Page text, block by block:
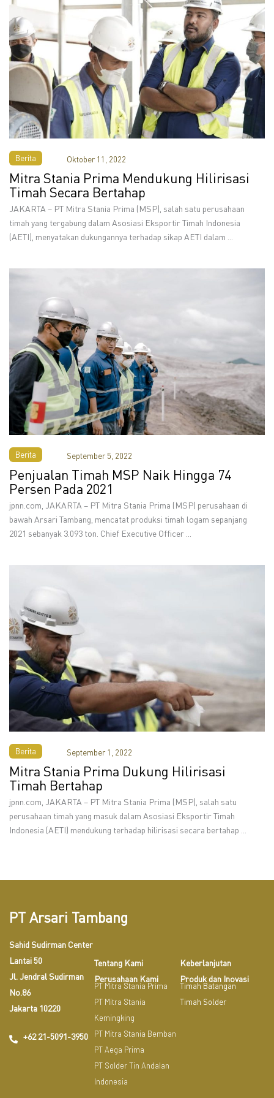
Berita
Mitra Stania Prima Mendukung Hilirisasi
Timah Secara Bertahap
Oktober 11, 2022
JAKARTA – PT Mitra Stania Prima (MSP), salah satu perusahaan
timah yang tergabung dalam Asosiasi Eksportir Timah Indonesia
(AETI), menyatakan dukungannya terhadap sikap AETI dalam ...
Berita
Penjualan Timah MSP Naik Hingga 74
Persen Pada 2021
September 5, 2022
jpnn.com, JAKARTA – PT Mitra Stania Prima (MSP) perusahaan di
bawah Arsari Tambang, mencatat produksi timah logam sepanjang
2021 sebanyak 3.093 ton. Chief Executive Officer ...
Berita
Mitra Stania Prima Dukung Hilirisasi
Timah Bertahap
September 1, 2022
jpnn.com, JAKARTA – PT Mitra Stania Prima (MSP), salah satu
perusahaan timah yang masuk dalam Asosiasi Eksportir Timah
Indonesia (AETI) mendukung terhadap hilirisasi secara bertahap ...
PT Arsari Tambang
Sahid Sudirman Center
Lantai 50
Jl. Jendral Sudirman
No.86
Jakarta 10220
+62 21-5091-3950
Tentang Kami
Perusahaan Kami
PT Mitra Stania Prima
PT Mitra Stania
Kemingking
PT Mitra Stania Bemban
PT Aega Prima
PT Solder Tin Andalan
Indonesia
Keberlanjutan
Produk dan Inovasi
Timah Batangan
Timah Solder